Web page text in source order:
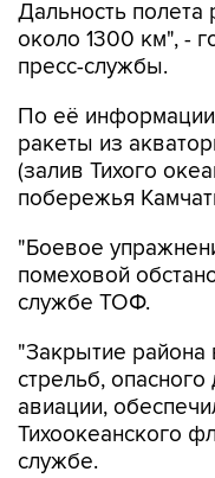
Дальность полета
около 1300 км", -
пресс-службы.
По её
ракеты из
(залив Тихого
побережья
"Боевое
помеховой
службе ТОФ.
"Закрытие
стрельб,
авиации,
Тихоокеанского
службе.